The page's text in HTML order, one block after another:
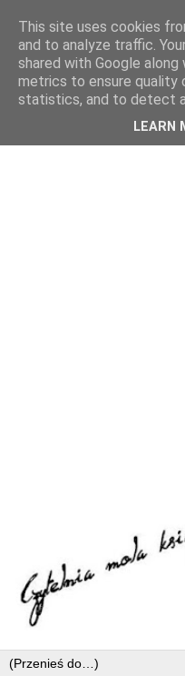
This site uses cookies
and to analyze traffic.
shared with Google
metrics to ensure quality
statistics, and to detect
LEARN